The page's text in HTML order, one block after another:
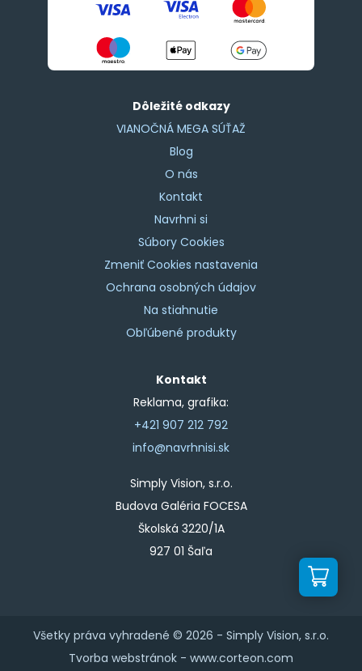
Dôležité odkazy
VIANOČNÁ MEGA SÚŤAŽ
Blog
O nás
Kontakt
Navrhni si
Súbory Cookies
Zmeniť Cookies nastavenia
Ochrana osobných údajov
Na stiahnutie
Obľúbené produkty
Kontakt
Reklama, grafika:
+421 907 212 792
info@navrhnisi.sk
Simply Vision, s.r.o.
Budova Galéria FOCESA
Školská 3220/1A
927 01 Šaľa
Všetky práva vyhradené © 2026 - Simply Vision, s.r.o.
Tvorba webstránok - www.corteon.com